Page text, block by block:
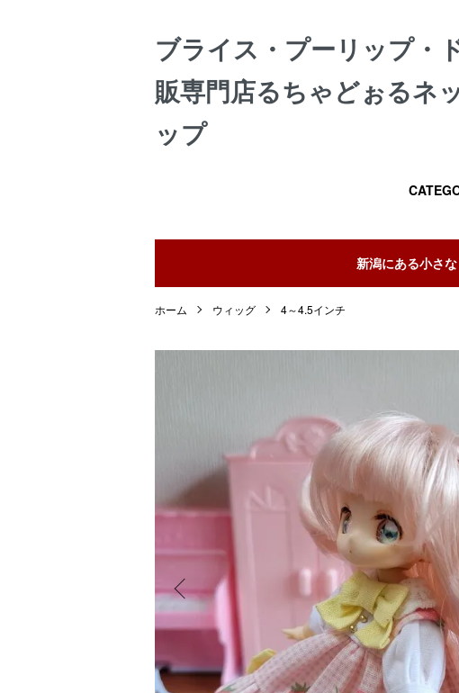
ブライス・プーリップ・
販専門店るちゃどぉるネ
ップ
新潟にある小さ
ホーム ウィッグ 4～4.5インチ